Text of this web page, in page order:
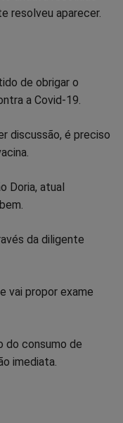
resolveu aparecer.
de obrigar o
a Covid-19.
discussão, é preciso
Doria, atual
da diligente
vai propor exame
do consumo de
imediata.